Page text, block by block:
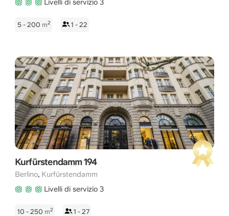
Livelli di servizio 3
5 - 200 m2 1 - 22
Kurfürstendamm 194
Berlino, Kurfürstendamm
Livelli di servizio 3
10 - 250 m2 1 - 27